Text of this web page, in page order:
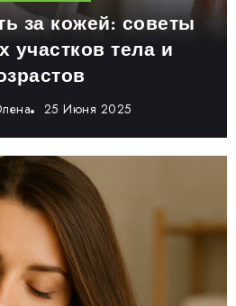
за кожей: советы
участков тела и
25 Июня 2025